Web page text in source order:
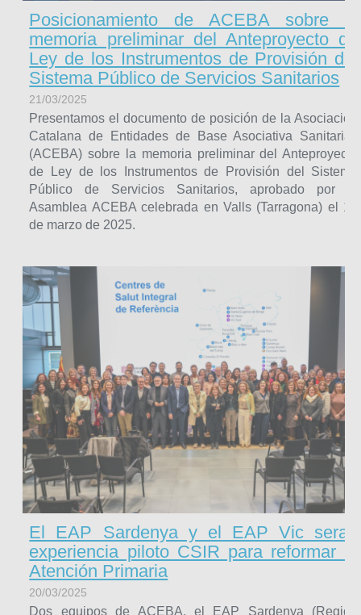
Posicionamiento de ACEBA sobre la
memoria preliminar del Anteproyecto de
Ley de los Instrumentos de Provisión del
Sistema Público de Servicios Sanitarios
21/03/2025
Presentamos el documento de posición de la Asociación
Catalana de Entidades de Base Asociativa Sanitarias
(ACEBA) sobre la memoria preliminar del Anteproyecto
de Ley de los Instrumentos de Provisión del Sistema
Público de Servicios Sanitarios, aprobado por la
Asamblea ACEBA celebrada en Valls (Tarragona) el 13
de marzo de 2025.
El EAP Sardenya y el EAP Vic seran
experiencia piloto CSIR para reformar la
Atención Primaria
20/03/2025
Dos equipos de ACEBA, el EAP Sardenya (Región